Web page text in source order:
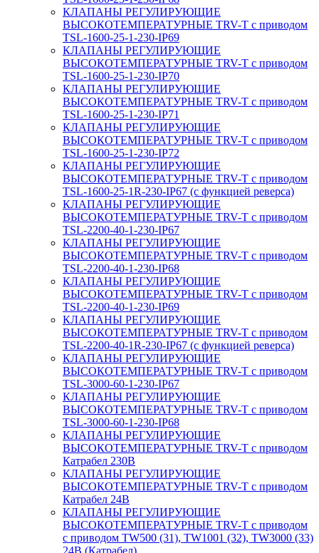
КЛАПАНЫ РЕГУЛИРУЮЩИЕ
ВЫСОКОТЕМПЕРАТУРНЫЕ TRV-T с приводом
TSL-1600-25-1-230-IP69
КЛАПАНЫ РЕГУЛИРУЮЩИЕ
ВЫСОКОТЕМПЕРАТУРНЫЕ TRV-T с приводом
TSL-1600-25-1-230-IP70
КЛАПАНЫ РЕГУЛИРУЮЩИЕ
ВЫСОКОТЕМПЕРАТУРНЫЕ TRV-T с приводом
TSL-1600-25-1-230-IP71
КЛАПАНЫ РЕГУЛИРУЮЩИЕ
ВЫСОКОТЕМПЕРАТУРНЫЕ TRV-T с приводом
TSL-1600-25-1-230-IP72
КЛАПАНЫ РЕГУЛИРУЮЩИЕ
ВЫСОКОТЕМПЕРАТУРНЫЕ TRV-T с приводом
TSL-1600-25-1R-230-IP67 (с функцией реверса)
КЛАПАНЫ РЕГУЛИРУЮЩИЕ
ВЫСОКОТЕМПЕРАТУРНЫЕ TRV-T с приводом
TSL-2200-40-1-230-IP67
КЛАПАНЫ РЕГУЛИРУЮЩИЕ
ВЫСОКОТЕМПЕРАТУРНЫЕ TRV-T с приводом
TSL-2200-40-1-230-IP68
КЛАПАНЫ РЕГУЛИРУЮЩИЕ
ВЫСОКОТЕМПЕРАТУРНЫЕ TRV-T с приводом
TSL-2200-40-1-230-IP69
КЛАПАНЫ РЕГУЛИРУЮЩИЕ
ВЫСОКОТЕМПЕРАТУРНЫЕ TRV-T с приводом
TSL-2200-40-1R-230-IP67 (с функцией реверса)
КЛАПАНЫ РЕГУЛИРУЮЩИЕ
ВЫСОКОТЕМПЕРАТУРНЫЕ TRV-T с приводом
TSL-3000-60-1-230-IP67
КЛАПАНЫ РЕГУЛИРУЮЩИЕ
ВЫСОКОТЕМПЕРАТУРНЫЕ TRV-T с приводом
TSL-3000-60-1-230-IP68
КЛАПАНЫ РЕГУЛИРУЮЩИЕ
ВЫСОКОТЕМПЕРАТУРНЫЕ TRV-T с приводом
Катрабел 230В
КЛАПАНЫ РЕГУЛИРУЮЩИЕ
ВЫСОКОТЕМПЕРАТУРНЫЕ TRV-T с приводом
Катрабел 24В
КЛАПАНЫ РЕГУЛИРУЮЩИЕ
ВЫСОКОТЕМПЕРАТУРНЫЕ TRV-T с приводом
с приводом TW500 (31), TW1001 (32), TW3000 (33)
24В (Катрабел)